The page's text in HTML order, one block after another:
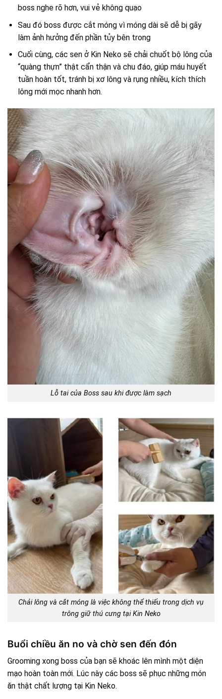
boss nghe rõ hơn, vui vẻ không quạo
Sau đó boss được cắt móng vì móng dài sẽ dễ bị gãy
làm ảnh hưởng đến phần tủy bên trong
Cuối cùng, các sen ở Kin Neko sẽ chải chuốt bộ lông của
“quàng thựn” thật cẩn thận và chu đáo, giúp máu huyết
tuần hoàn tốt, tránh bị xơ lông và rụng nhiều, kích thích
lông mới mọc nhanh hơn.
Lỗ tai của Boss sau khi được làm sạch
Chải lông và cắt móng là việc không thể thiếu trong dịch vụ
trông giữ thú cưng tại Kin Neko
Buổi chiều ăn no và chờ sen đến đón
Grooming xong boss của bạn sẽ khoác lên mình một diện
mạo hoàn toàn mới. Lúc này các boss sẽ phục những món
ăn thật chất lượng tại Kin Neko.